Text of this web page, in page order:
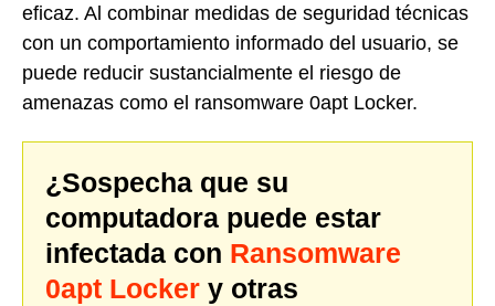
eficaz. Al combinar medidas de seguridad técnicas
con un comportamiento informado del usuario, se
puede reducir sustancialmente el riesgo de
amenazas como el ransomware 0apt Locker.
¿Sospecha que su
computadora puede estar
infectada con Ransomware
0apt Locker y otras